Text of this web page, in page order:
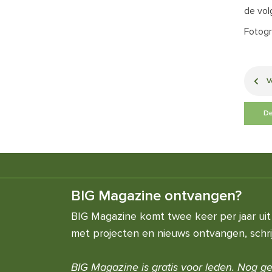
de
BIG Magazine ontvangen?
BIG Magazine komt twee keer per jaar
met projecten en nieuws ontvangen,
BIG Magazine is gratis voor leden. Nog